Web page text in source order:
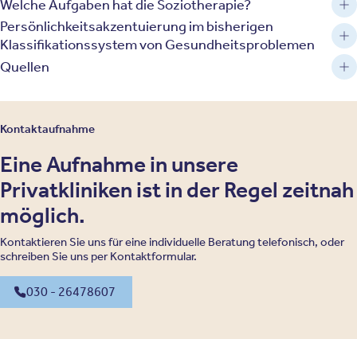
Welche Aufgaben hat die Soziotherapie?
Persönlichkeitsakzentuierung im bisherigen
Klassifikationssystem von Gesundheitsproblemen
Quellen
Kontaktaufnahme
Eine Aufnahme in unsere
Privatkliniken ist in der Regel zeitnah
möglich.
Kontaktieren Sie uns für eine individuelle Beratung telefonisch, oder
schreiben Sie uns per Kontaktformular.
030 - 26478607